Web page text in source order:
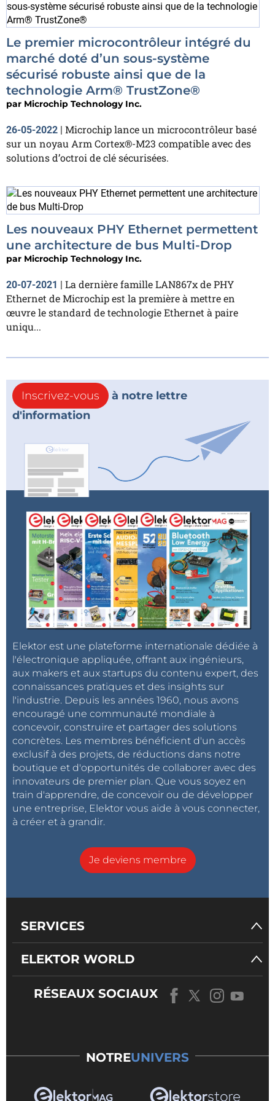
Le premier microcontrôleur intégré du
marché doté d’un sous-système
sécurisé robuste ainsi que de la
technologie Arm® TrustZone®
par Microchip Technology Inc.
26-05-2022 | Microchip lance un microcontrôleur basé
sur un noyau Arm Cortex®-M23 compatible avec des
solutions d’octroi de clé sécurisées.
Les nouveaux PHY Ethernet permettent
une architecture de bus Multi-Drop
par Microchip Technology Inc.
20-07-2021 | La dernière famille LAN867x de PHY
Ethernet de Microchip est la première à mettre en
œuvre le standard de technologie Ethernet à paire
uniqu...
Inscrivez-vous
à notre lettre
d'information
Elektor est une plateforme internationale dédiée à
l'électronique appliquée, offrant aux ingénieurs,
aux makers et aux startups du contenu expert, des
connaissances pratiques et des insights sur
l'industrie. Depuis les années 1960, nous avons
encouragé une communauté mondiale à
concevoir, construire et partager des solutions
concrètes. Les membres bénéficient d'un accès
exclusif à des projets, de réductions dans notre
boutique et d'opportunités de collaborer avec des
innovateurs de premier plan. Que vous soyez en
train d'apprendre, de concevoir ou de développer
une entreprise, Elektor vous aide à vous connecter,
à créer et à grandir.
Je deviens membre
SERVICES
ELEKTOR WORLD
RÉSEAUX SOCIAUX
NOTREUNIVERS